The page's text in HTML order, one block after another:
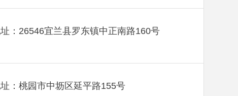
：26546宜兰县罗东镇中正南路160号
：桃园市中坜区延平路155号